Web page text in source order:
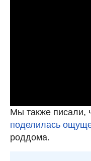
Мы также писали,
поделилась
роддома.